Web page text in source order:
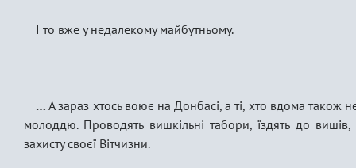
І то вже у недалекому майбутньому.
… А зараз хтось воює на Донбасі, а ті, хто вдома також
молоддю. Проводять вишкільні табори, їздять до
захисту своєї Вітчизни.